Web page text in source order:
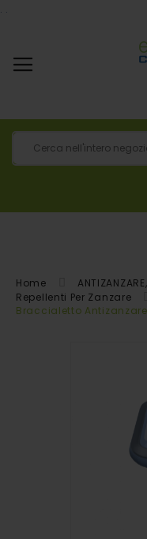
. .
Home
Repellenti Per Zanzare
Braccialetto Antizanzare